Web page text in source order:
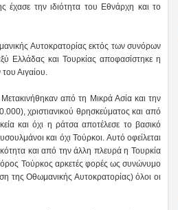
έχασε την ιδιότητα του Εθνάρχη και το
Αυτοκρατορίας εκτός των συνόρων
Ελλάδας και Τουρκίας αποφασίστηκε η
Αιγαίου.
από τη Μικρά Ασία και την
χριστιανικού θρησκεύματος και από
και όχι η ράτσα αποτέλεσε το βασικό
και όχι Τούρκοι. Αυτό οφείλεται
και από την άλλη πλευρά η Τουρκία
όρος Τούρκος αρκετές φορές ως συνώνυμο
της Οθωμανικής Αυτοκρατορίας) όλοι οι